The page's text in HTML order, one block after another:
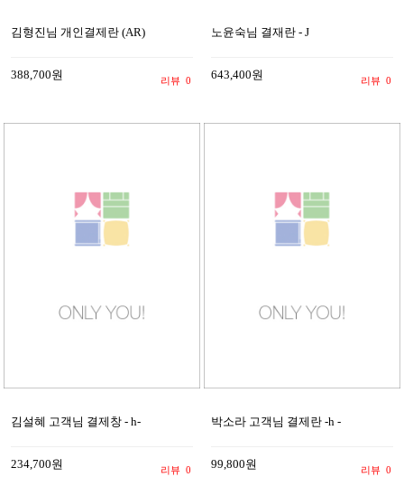
김형진님 개인결제란 (AR)
388,700원 리뷰 0
노윤숙님 결재란 - J
643,400원 리뷰 0
김설혜 고객님 결제창 - h-
234,700원 리뷰 0
박소라 고객님 결제란 -h -
99,800원 리뷰 0